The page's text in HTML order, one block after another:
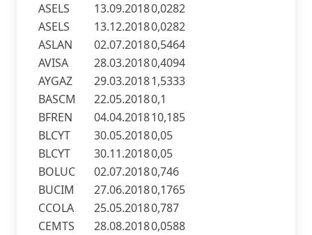
ASELS
13.09.20180,0282
ASELS
13.12.20180,0282
ASLAN
02.07.20180,5464
AVISA
28.03.20180,4094
AYGAZ
29.03.20181,5333
BASCM
22.05.20180,1
BFREN
04.04.201810,185
BLCYT
30.05.20180,05
BLCYT
30.11.20180,05
BOLUC
02.07.20180,746
BUCIM
27.06.20180,1765
CCOLA
25.05.20180,787
CEMTS
28.08.20180,0588